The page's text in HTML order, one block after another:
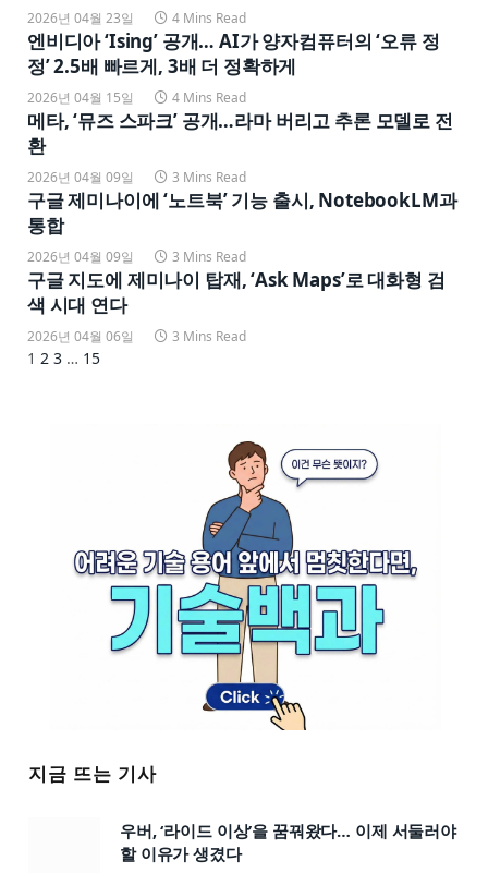
2026년 04월 23일 4 Mins Read
엔비디아 ‘Ising’ 공개… AI가 양자컴퓨터의 ‘오류 정
정’ 2.5배 빠르게, 3배 더 정확하게
2026년 04월 15일 4 Mins Read
메타, ‘뮤즈 스파크’ 공개…라마 버리고 추론 모델로 전
환
2026년 04월 09일 3 Mins Read
구글 제미나이에 ‘노트북’ 기능 출시, NotebookLM과
통합
2026년 04월 09일 3 Mins Read
구글 지도에 제미나이 탑재, ‘Ask Maps’로 대화형 검
색 시대 연다
2026년 04월 06일 3 Mins Read
1 2 3 … 15
지금 뜨는 기사
우버, ‘라이드 이상’을 꿈꿔왔다… 이제 서둘러야
할 이유가 생겼다